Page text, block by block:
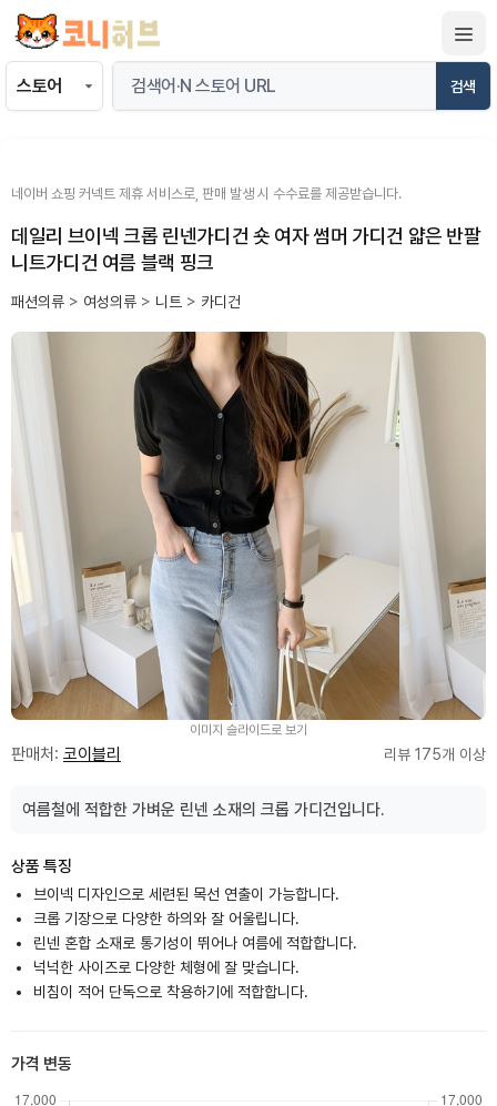
츠
검색
네이버 쇼핑 커넥트 제휴 서비스로, 판매 발생 시 수수료를 제공받습니다.
데일리 브이넥 크롭 린넨가디건 숏 여자 썸머 가디건 얇은 반팔
니트가디건 여름 블랙 핑크
패션의류 > 여성의류 > 니트 > 카디건
이미지 슬라이드로 보기
판매처: 코이블리 리뷰 175개 이상
여름철에 적합한 가벼운 린넨 소재의 크롭 가디건입니다.
상품 특징
브이넥 디자인으로 세련된 목선 연출이 가능합니다.
크롭 기장으로 다양한 하의와 잘 어울립니다.
린넨 혼합 소재로 통기성이 뛰어나 여름에 적합합니다.
넉넉한 사이즈로 다양한 체형에 잘 맞습니다.
비침이 적어 단독으로 착용하기에 적합합니다.
가격 변동